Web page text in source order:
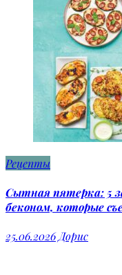
Рецепты
Сытная пятерка: 5
беконом, которые
25.06.2026Дорис